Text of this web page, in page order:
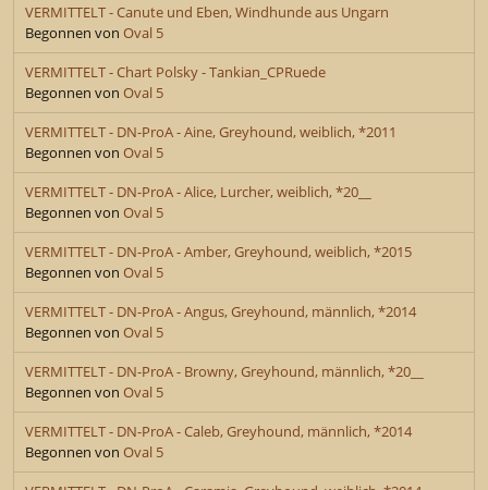
VERMITTELT - Canute und Eben, Windhunde aus Ungarn
Begonnen von Oval 5
VERMITTELT - Chart Polsky - Tankian_CPRuede
Begonnen von Oval 5
VERMITTELT - DN-ProA - Aine, Greyhound, weiblich, *2011
Begonnen von Oval 5
VERMITTELT - DN-ProA - Alice, Lurcher, weiblich, *20__
Begonnen von Oval 5
VERMITTELT - DN-ProA - Amber, Greyhound, weiblich, *2015
Begonnen von Oval 5
VERMITTELT - DN-ProA - Angus, Greyhound, männlich, *2014
Begonnen von Oval 5
VERMITTELT - DN-ProA - Browny, Greyhound, männlich, *20__
Begonnen von Oval 5
VERMITTELT - DN-ProA - Caleb, Greyhound, männlich, *2014
Begonnen von Oval 5